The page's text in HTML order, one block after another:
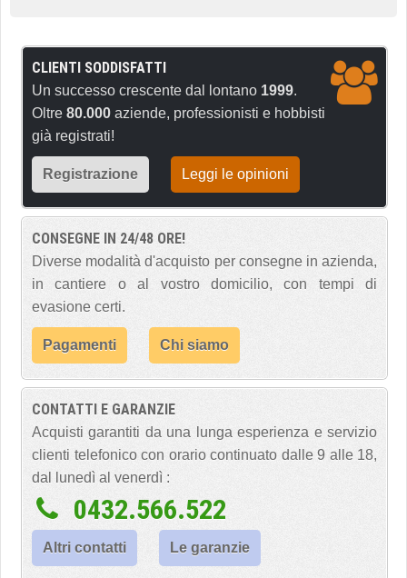
CLIENTI SODDISFATTI
Un successo crescente dal lontano 1999.
Oltre 80.000 aziende, professionisti e hobbisti
già registrati!
Registrazione Leggi le opinioni
CONSEGNE IN 24/48 ORE!
Diverse modalità d'acquisto per consegne in azienda,
in cantiere o al vostro domicilio, con tempi di
evasione certi.
Pagamenti Chi siamo
CONTATTI E GARANZIE
Acquisti garantiti da una lunga esperienza e servizio
clienti telefonico con orario continuato dalle 9 alle 18,
dal lunedì al venerdì :
0432.566.522
Altri contatti Le garanzie